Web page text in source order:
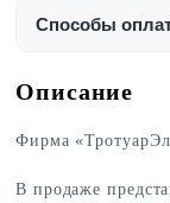
Способы
Описание
Фирма
В продаже